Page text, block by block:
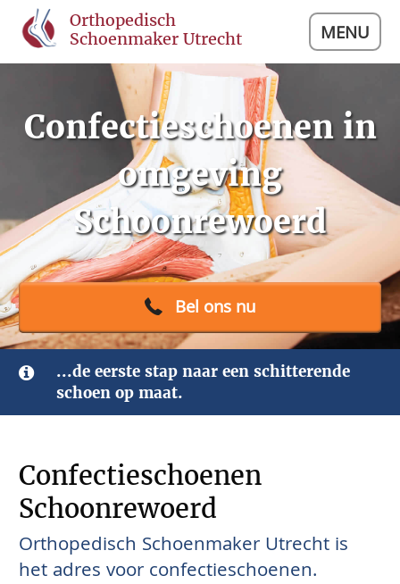
Orthopedisch
Schoenmaker Utrecht
MENU
Confectieschoenen in
omgeving
Schoonrewoerd
Bel ons nu
...de eerste stap naar een schitterende
schoen op maat.
Confectieschoenen
Schoonrewoerd
Orthopedisch Schoenmaker Utrecht is
het adres voor confectieschoenen.